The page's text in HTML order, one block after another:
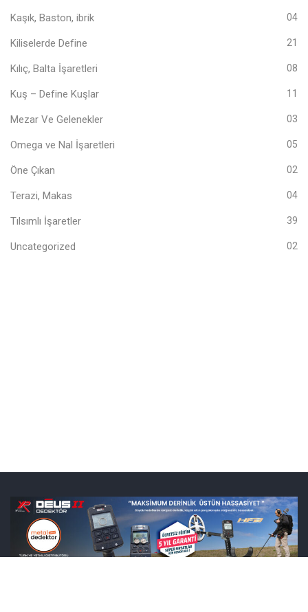
Kaşık, Baston, ibrik 04
Kiliselerde Define 21
Kılıç, Balta İşaretleri 08
Kuş – Define Kuşlar 11
Mezar Ve Gelenekler 03
Omega ve Nal İşaretleri 05
Öne Çıkan 02
Terazi, Makas 04
Tılsımlı İşaretler 39
Uncategorized 02